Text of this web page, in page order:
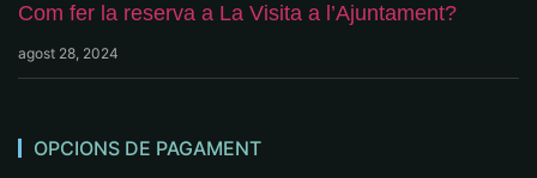
Com fer la reserva a La Visita a l’Ajuntament?
agost 28, 2024
OPCIONS DE PAGAMENT